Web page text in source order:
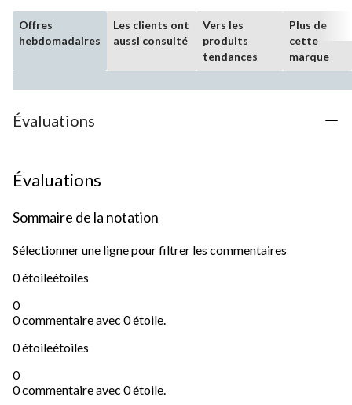
Offres
hebdomadaires
Les clients ont
aussi consulté
Vers les
produits
tendances
Plus de
cette
marque
Évaluations
Évaluations
Sommaire de la notation
Sélectionner une ligne pour filtrer les commentaires
0 étoileétoiles
0
0 commentaire avec 0 étoile.
0 étoileétoiles
0
0 commentaire avec 0 étoile.